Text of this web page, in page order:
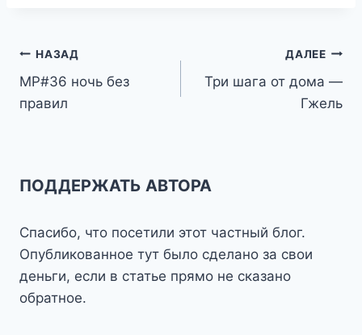
Навигация
по
НАЗАД
МР#36 ночь без
правил
ДАЛЕЕ
Три шага от дома —
Гжель
ПОДДЕРЖАТЬ АВТОРА
Спасибо, что посетили этот частный блог.
Опубликованное тут было сделано за свои
деньги, если в статье прямо не сказано
обратное.